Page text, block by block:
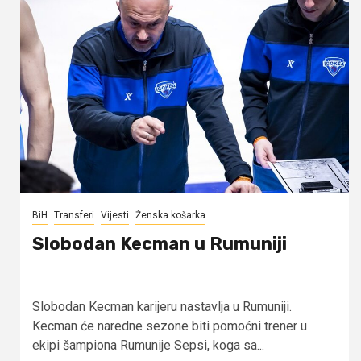
BiH Transferi Vijesti Ženska košarka
Slobodan Kecman u Rumuniji
Slobodan Kecman karijeru nastavlja u Rumuniji.
Kecman će naredne sezone biti pomoćni trener u
ekipi šampiona Rumunije Sepsi, koga sa...